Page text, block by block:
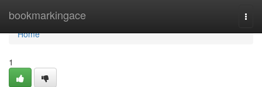
bookmarkingace
Home
Home
1